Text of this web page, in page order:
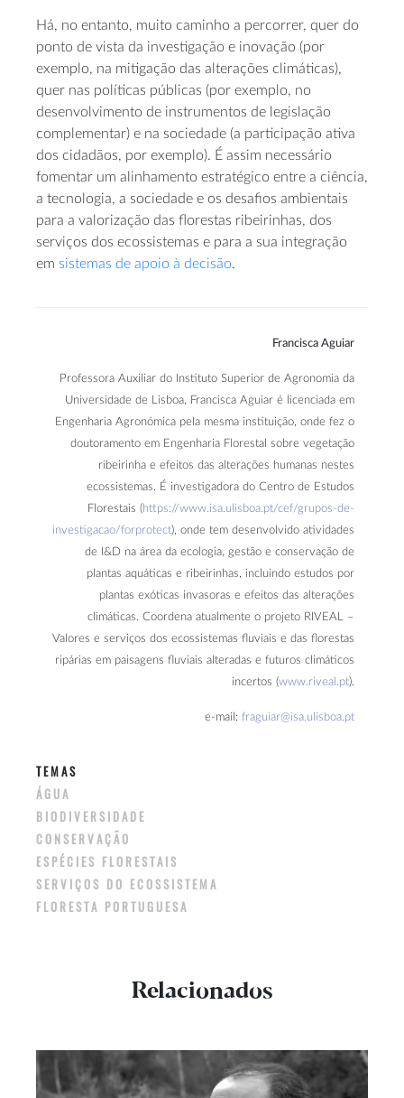
Há, no entanto, muito caminho a percorrer, quer do
ponto de vista da investigação e inovação (por
exemplo, na mitigação das alterações climáticas),
quer nas políticas públicas (por exemplo, no
desenvolvimento de instrumentos de legislação
complementar) e na sociedade (a participação ativa
dos cidadãos, por exemplo). É assim necessário
fomentar um alinhamento estratégico entre a ciência,
a tecnologia, a sociedade e os desafios ambientais
para a valorização das florestas ribeirinhas, dos
serviços dos ecossistemas e para a sua integração
em sistemas de apoio à decisão.
Francisca Aguiar
Professora Auxiliar do Instituto Superior de Agronomia da
Universidade de Lisboa, Francisca Aguiar é licenciada em
Engenharia Agronómica pela mesma instituição, onde fez o
doutoramento em Engenharia Florestal sobre vegetação
ribeirinha e efeitos das alterações humanas nestes
ecossistemas. É investigadora do Centro de Estudos
Florestais (https://www.isa.ulisboa.pt/cef/grupos-de-
investigacao/forprotect), onde tem desenvolvido atividades
de I&D na área da ecologia, gestão e conservação de
plantas aquáticas e ribeirinhas, incluindo estudos por
plantas exóticas invasoras e efeitos das alterações
climáticas. Coordena atualmente o projeto RIVEAL –
Valores e serviços dos ecossistemas fluviais e das florestas
ripárias em paisagens fluviais alteradas e futuros climáticos
incertos (www.riveal.pt).
e-mail: fraguiar@isa.ulisboa.pt
TEMAS
ÁGUA
BIODIVERSIDADE
CONSERVAÇÃO
ESPÉCIES FLORESTAIS
SERVIÇOS DO ECOSSISTEMA
FLORESTA PORTUGUESA
Relacionados